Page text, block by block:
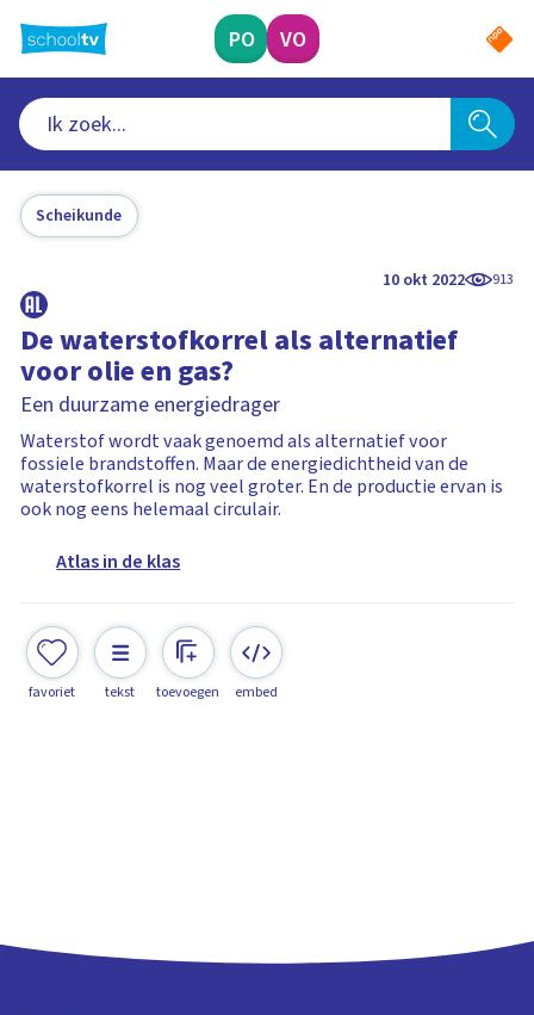
naar
hoofdinhoud
PO VO
Scheikunde
10 okt 2022 913
De waterstofkorrel als alternatief
voor olie en gas?
Een duurzame energiedrager
Waterstof wordt vaak genoemd als alternatief voor
fossiele brandstoffen. Maar de energiedichtheid van de
waterstofkorrel is nog veel groter. En de productie ervan is
ook nog eens helemaal circulair.
Atlas in de klas
favoriet tekst toevoegen embed